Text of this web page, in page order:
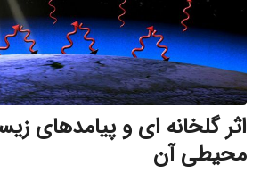
اثر گلخانه ای و پیامدهای
محیطی آن